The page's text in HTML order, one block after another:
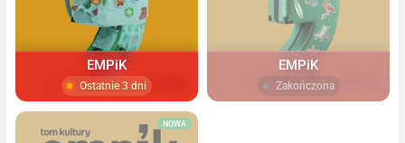
EMPiK
Ostatnie 3 dni
EMPiK
Zakończona
NOWA